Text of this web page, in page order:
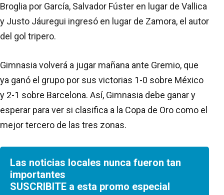
Broglia por García, Salvador Fúster en lugar de Vallica
y Justo Jáuregui ingresó en lugar de Zamora, el autor
del gol tripero.
Gimnasia volverá a jugar mañana ante Gremio, que
ya ganó el grupo por sus victorias 1-0 sobre México
y 2-1 sobre Barcelona. Así, Gimnasia debe ganar y
esperar para ver si clasifica a la Copa de Oro como el
mejor tercero de las tres zonas.
Las noticias locales nunca fueron tan
importantes
SUSCRIBITE a esta promo especial